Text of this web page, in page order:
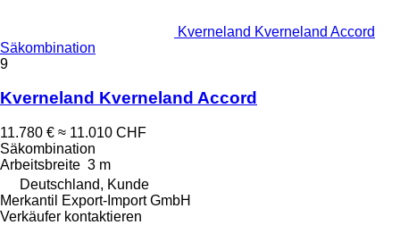
Kverneland Kverneland Accord
Säkombination
9
Kverneland Kverneland Accord
11.780 € ≈ 11.010 CHF
Säkombination
Arbeitsbreite 3 m
Deutschland, Kunde
Merkantil Export-Import GmbH
Verkäufer kontaktieren